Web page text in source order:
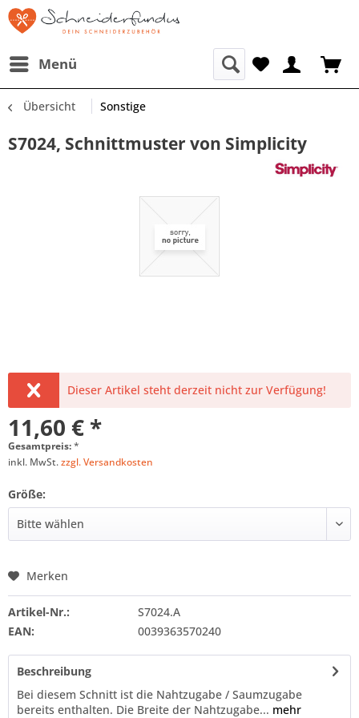
Menü
Übersicht Sonstige
S7024, Schnittmuster von Simplicity
Dieser Artikel steht derzeit nicht zur Verfügung!
11,60 € *
Gesamtpreis:*
inkl. MwSt.zzgl. Versandkosten
Größe:
Merken
Artikel-Nr.:
S7024.A
EAN:
0039363570240
Beschreibung
Bei diesem Schnitt ist die Nahtzugabe / Saumzugabe
bereits enthalten. Die Breite der Nahtzugabe... mehr